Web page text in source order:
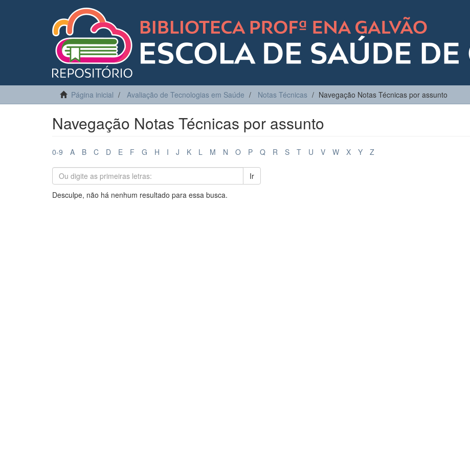
Página inicial Avaliação de Tecnologias em Saúde Notas Técnicas Navegação Notas Técnicas por assunto
Navegação Notas Técnicas por assunto
0-9 A B C D E F G H I J K L M N O P Q R S T U V W X Y Z
Ir
Desculpe, não há nenhum resultado para essa busca.